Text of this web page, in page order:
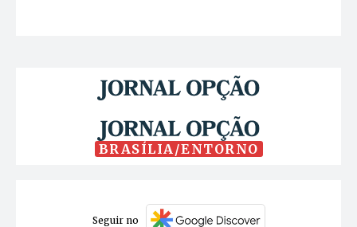
BRASÍLIA/ENTORNO
Seguir no